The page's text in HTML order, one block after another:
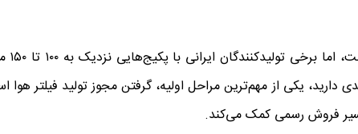
دارید، یکی از مهم‌ترین مراحل اولیه، گرفتن مجوز تولید فیلتر
مسیر فروش رسمی کمک می‌کند.